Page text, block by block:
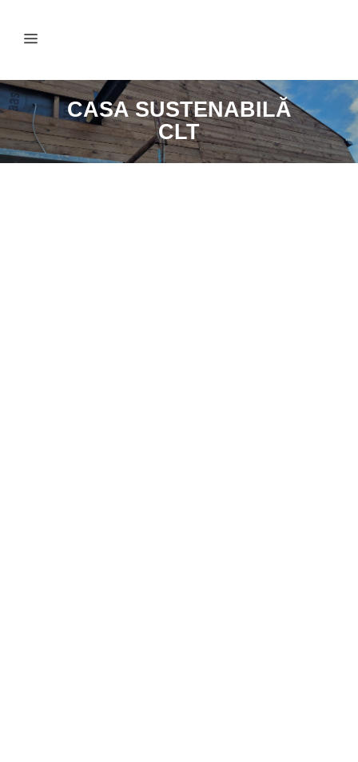
CASA SUSTENABILĂ
CLT